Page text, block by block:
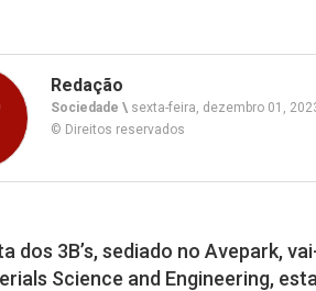
Redação
Sociedade \ sexta-feira, dezembro 01,
© Direitos reservados
dos 3B’s, sediado no Avepark,
Science and Engineering,